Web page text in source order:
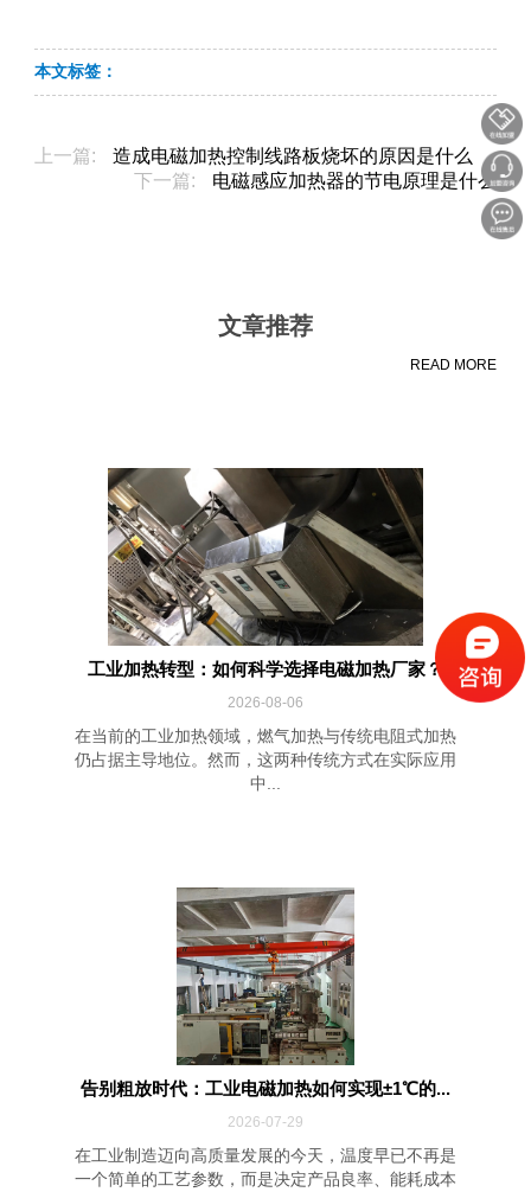
本文标签：
上一篇:
造成电磁加热控制线路板烧坏的原因是什么
下一篇:
电磁感应加热器的节电原理是什么
文章推荐
READ MORE
工业加热转型：如何科学选择电磁加热厂家？
2026-08-06
在当前的工业加热领域，燃气加热与传统电阻式加热
仍占据主导地位。然而，这两种传统方式在实际应用
中...
告别粗放时代：工业电磁加热如何实现±1℃的...
2026-07-29
在工业制造迈向高质量发展的今天，温度早已不再是
一个简单的工艺参数，而是决定产品良率、能耗成本